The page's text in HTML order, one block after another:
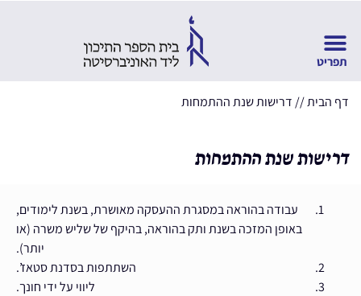
דף הבית// דרישות שנת ההתמחות
דרישות שנת ההתמחות
עבודה בהוראה במסגרת ההעסקה מאושרת, בשנת לימודים,
באופן המזכה בשנת ותק בהוראה, בהיקף של שליש משרה (או
יותר).
השתתפות בסדנת סטאז’.
ליווי על ידי חונך.